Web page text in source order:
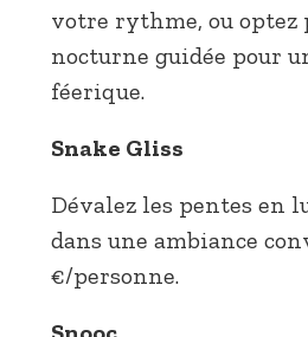
votre rythme, ou optez
nocturne guidée pour
féerique.
Snake Gliss
Dévalez les pentes en
dans une ambiance
€/personne.